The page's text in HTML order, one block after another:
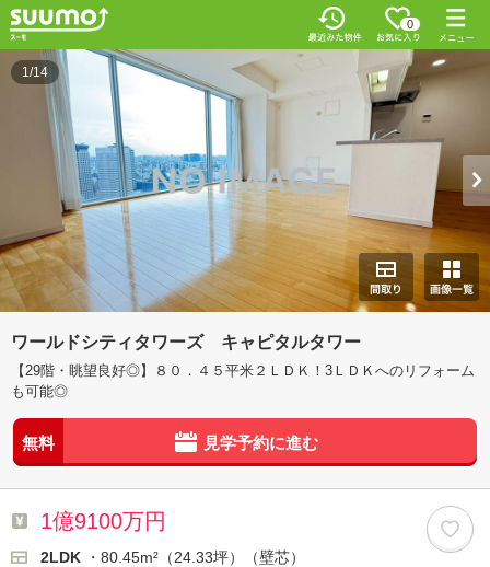
0
1/14
ワールドシティタワーズ キャピタルタワー
【29階・眺望良好◎】８０．４５平米２ＬＤＫ！3ＬＤＫへのリフォーム
も可能◎
無料 見学予約に進む
1億9100万円
2LDK
・80.45m²（24.33坪）（壁芯）